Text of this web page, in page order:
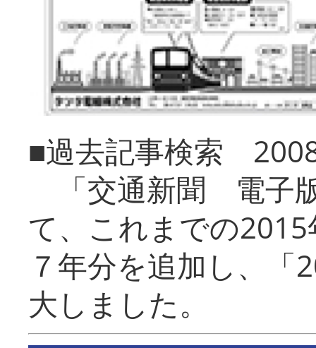
■過去記事検索
「交通新聞 電子
て、これまでの
７年分を追加し、「
大しまし